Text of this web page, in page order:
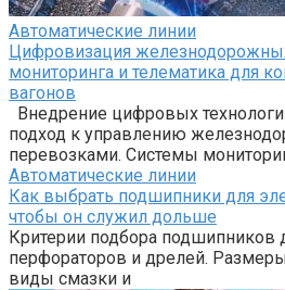
Автоматические линии
Цифровизация
мониторинга и телематика для
вагонов
Внедрение цифровых
подход к управлению
перевозками. Системы
Автоматические линии
Как выбрать подшипники для
чтобы он служил дольше
Критерии подбора подшипников
перфораторов и дрелей.
виды смазки и